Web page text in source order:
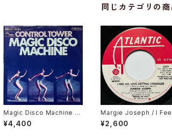
同じカテゴリの商
Magic Disco Machine /
Scratchin'
¥4,400
Margie Joseph / I
His Love Getting
er
¥2,600